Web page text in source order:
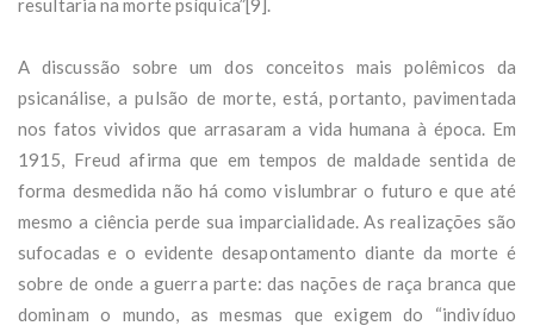
A discussão sobre um dos conceitos mais polêmicos da
psicanálise, a pulsão de morte, está, portanto, pavimentada
nos fatos vividos que arrasaram a vida humana à época. Em
1915, Freud afirma que em tempos de maldade sentida de
forma desmedida não há como vislumbrar o futuro e que até
mesmo a ciência perde sua imparcialidade. As realizações são
sufocadas e o evidente desapontamento diante da morte é
sobre de onde a guerra parte: das nações de raça branca que
dominam o mundo, as mesmas que exigem do “indivíduo